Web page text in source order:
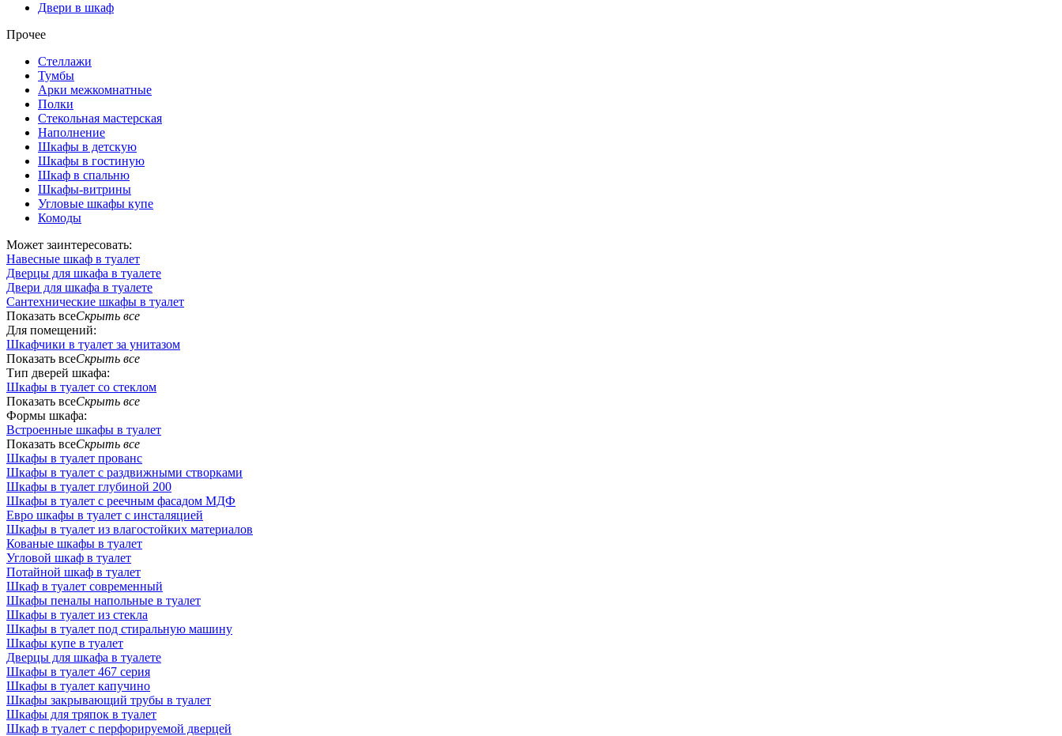
Двери в шкаф
Прочее
Стеллажи
Тумбы
Арки межкомнатные
Полки
Стекольная мастерская
Наполнение
Шкафы в детскую
Шкафы в гостиную
Шкаф в спальню
Шкафы-витрины
Угловые шкафы купе
Комоды
Может заинтересовать:
Навесные шкаф в туалет
Дверцы для шкафа в туалете
Двери для шкафа в туалете
Сантехнические шкафы в туалет
Показать всеСкрыть все
Для помещений:
Шкафчики в туалет за унитазом
Показать всеСкрыть все
Тип дверей шкафа:
Шкафы в туалет со стеклом
Показать всеСкрыть все
Формы шкафа:
Встроенные шкафы в туалет
Показать всеСкрыть все
Шкафы в туалет прованс
Шкафы в туалет с раздвижными створками
Шкафы в туалет глубиной 200
Шкафы в туалет с реечным фасадом МДФ
Евро шкафы в туалет с инсталяцией
Шкафы в туалет из влагостойких материалов
Кованые шкафы в туалет
Угловой шкаф в туалет
Потайной шкаф в туалет
Шкаф в туалет современный
Шкафы пеналы напольные в туалет
Шкафы в туалет из стекла
Шкафы в туалет под стиральную машину
Шкафы купе в туалет
Дверцы для шкафа в туалете
Шкафы в туалет 467 серия
Шкафы в туалет капучино
Шкафы закрывающий трубы в туалет
Шкафы для тряпок в туалет
Шкаф в туалет с перфорируемой дверцей